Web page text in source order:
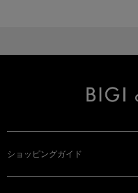
ショッピングガイド